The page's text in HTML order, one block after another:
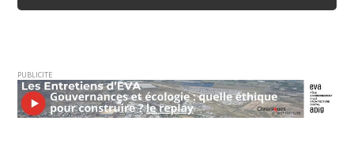
PUBLICITE